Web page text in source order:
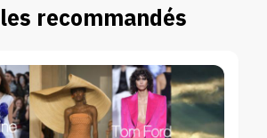
recommandés